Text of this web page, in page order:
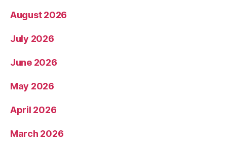
August 2026
July 2026
June 2026
May 2026
April 2026
March 2026